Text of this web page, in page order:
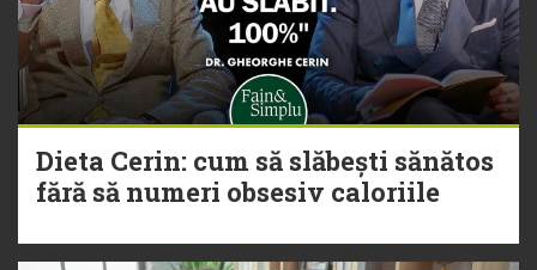
Dieta Cerin: cum să slăbești sănătos
fără să numeri obsesiv caloriile